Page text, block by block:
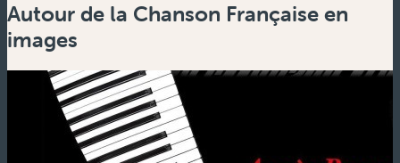
Autour de la Chanson Française en
images